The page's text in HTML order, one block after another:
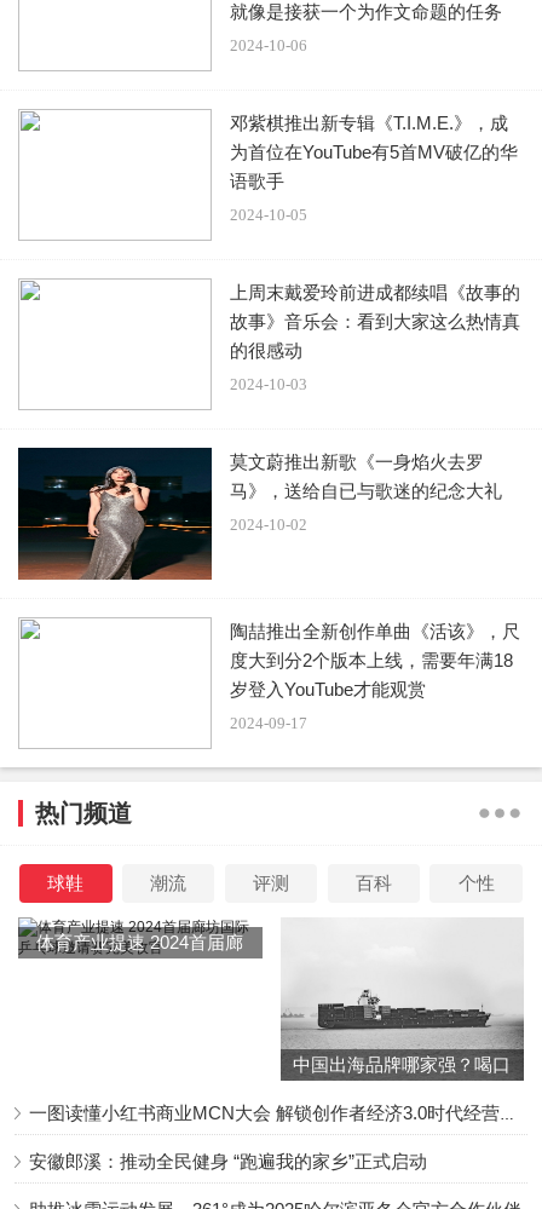
就像是接获一个为作文命题的任务
2024-10-06
邓紫棋推出新专辑《T.I.M.E.》，成
为首位在YouTube有5首MV破亿的华
语歌手
2024-10-05
上周末戴爱玲前进成都续唱《故事的
故事》音乐会：看到大家这么热情真
的很感动
2024-10-03
莫文蔚推出新歌《一身焰火去罗
马》，送给自已与歌迷的纪念大礼
2024-10-02
陶喆推出全新创作单曲《活该》，尺
度大到分2个版本上线，需要年满18
岁登入YouTube才能观赏
2024-09-17
热门频道
球鞋 潮流 评测 百科 个性
体育产业提速 2024首届廊
中国出海品牌哪家强？喝口
安徽郎溪：推动全民健身 “跑遍我的家乡”正式启动